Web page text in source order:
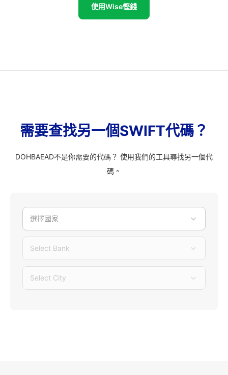
使用Wise慳錢
需要查找另一個SWIFT代碼？
DOHBAEAD不是你需要的代碼？ 使用我們的工具尋找另一個代
碼。
選擇國家
Select Bank
Select City